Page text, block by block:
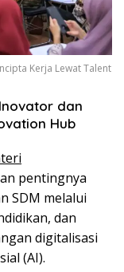
Kerja Lewat Talent
dan
Hub
pentingnya
SDM melalui
dan
digitalisasi
(AI).